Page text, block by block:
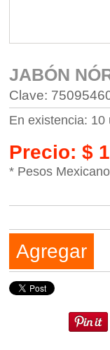
JABÓN
Clave:
En existencia: 10
Precio: $
* Pesos
Agregar